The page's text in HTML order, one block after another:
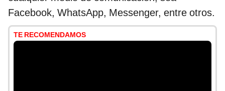
Facebook, WhatsApp, Messenger, entre otros.
TE RECOMENDAMOS